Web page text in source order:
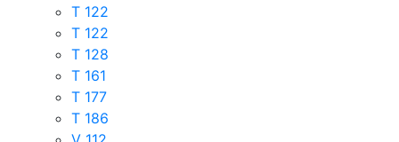
T 122
T 122
T 128
T 161
T 177
T 186